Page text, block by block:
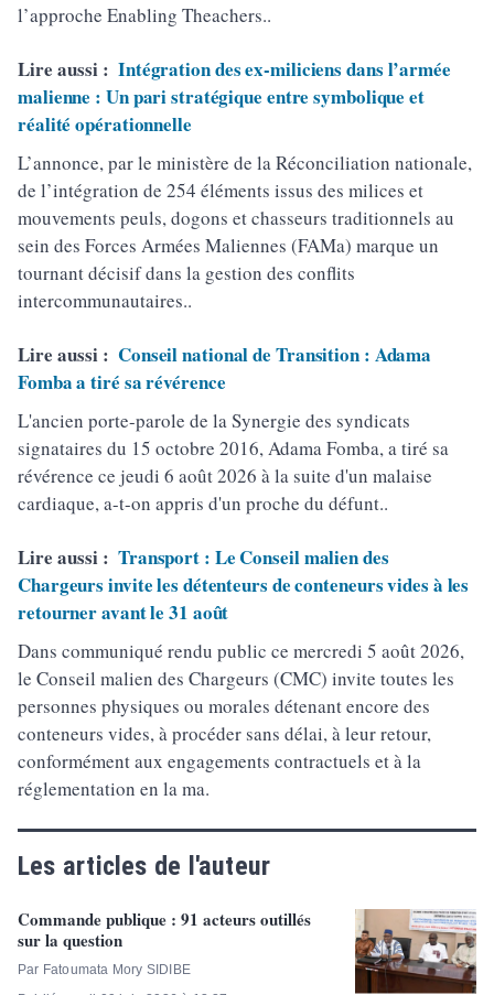
l’approche Enabling Theachers..
Lire aussi : Intégration des ex-miliciens dans l’armée
malienne : Un pari stratégique entre symbolique et
réalité opérationnelle
L’annonce, par le ministère de la Réconciliation nationale,
de l’intégration de 254 éléments issus des milices et
mouvements peuls, dogons et chasseurs traditionnels au
sein des Forces Armées Maliennes (FAMa) marque un
tournant décisif dans la gestion des conflits
intercommunautaires..
Lire aussi : Conseil national de Transition : Adama
Fomba a tiré sa révérence
L'ancien porte-parole de la Synergie des syndicats
signataires du 15 octobre 2016, Adama Fomba, a tiré sa
révérence ce jeudi 6 août 2026 à la suite d'un malaise
cardiaque, a-t-on appris d'un proche du défunt..
Lire aussi : Transport : Le Conseil malien des
Chargeurs invite les détenteurs de conteneurs vides à les
retourner avant le 31 août
Dans communiqué rendu public ce mercredi 5 août 2026,
le Conseil malien des Chargeurs (CMC) invite toutes les
personnes physiques ou morales détenant encore des
conteneurs vides, à procéder sans délai, à leur retour,
conformément aux engagements contractuels et à la
réglementation en la ma.
Les articles de l'auteur
Commande publique : 91 acteurs outillés
sur la question
Par Fatoumata Mory SIDIBE